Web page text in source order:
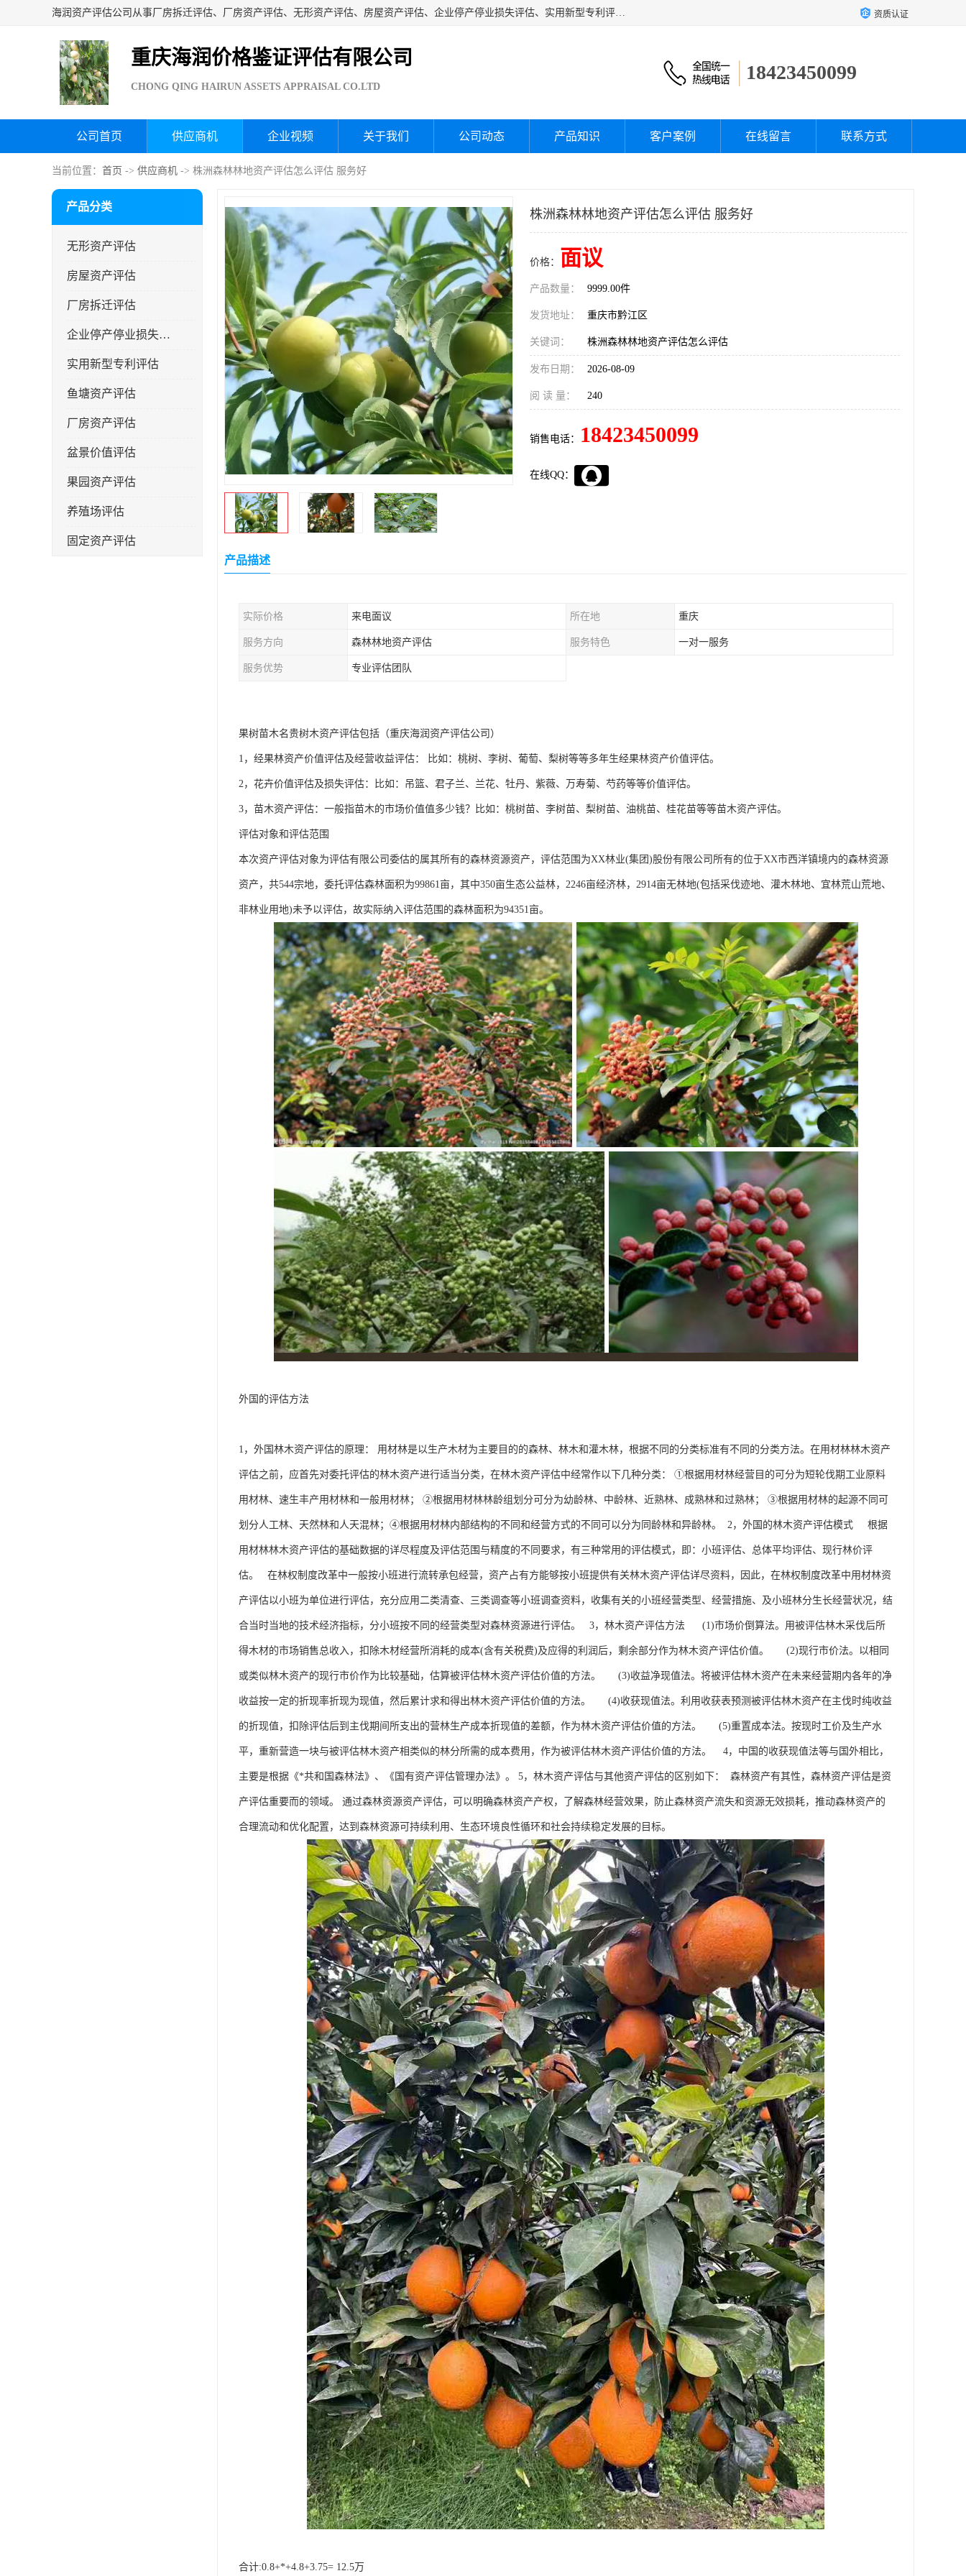
海润资产评估公司从事厂房拆迁评估、厂房资产评估、无形资产评估、房屋资产评估、企业停产停业损失评估、实用新型专利评估、果园资产评估、盆景价值评估、鱼塘资产评估等资产评估；从成立至今我司已经服务了全国几千家公司企业和事业单位，我们有着丰富的房屋、厂房、园林、企业拆迁等评估经验。 资质认证
重庆海润价格鉴证评估有限公司
CHONG QING HAIRUN ASSETS APPRAISAL CO.LTD
18423450099
公司首页 供应商机 企业视频 关于我们 公司动态 产品知识 客户案例 在线留言 联系方式
当前位置： 首页 -> 供应商机 -> 株洲森林林地资产评估怎么评估 服务好
产品分类
无形资产评估
房屋资产评估
厂房拆迁评估
企业停产停业损失评估
实用新型专利评估
鱼塘资产评估
厂房资产评估
盆景价值评估
果园资产评估
养殖场评估
固定资产评估
株洲森林林地资产评估怎么评估 服务好
价格： 面议
产品数量： 9999.00件
发货地址： 重庆市黔江区
关键词： 株洲森林林地资产评估怎么评估
发布日期： 2026-08-09
阅 读 量： 240
销售电话： 18423450099
在线QQ：
产品描述
实际价格 来电面议 所在地 重庆
服务方向 森林林地资产评估 服务特色 一对一服务
服务优势 专业评估团队
果树苗木名贵树木资产评估包括（重庆海润资产评估公司）
1，经果林资产价值评估及经营收益评估： 比如：桃树、李树、葡萄、梨树等等多年生经果林资产价值评估。
2，花卉价值评估及损失评估：比如：吊篮、君子兰、兰花、牡丹、紫薇、万寿菊、芍药等等价值评估。
3，苗木资产评估：一般指苗木的市场价值值多少钱？比如：桃树苗、李树苗、梨树苗、油桃苗、桂花苗等等苗木资产评估。
评估对象和评估范围
本次资产评估对象为评估有限公司委估的属其所有的森林资源资产，评估范围为XX林业(集团)股份有限公司所有的位于XX市西洋镇境内的森林资源
资产，共544宗地，委托评估森林面积为99861亩，其中350亩生态公益林，2246亩经济林，2914亩无林地(包括采伐迹地、灌木林地、宜林荒山荒地、
非林业用地)未予以评估，故实际纳入评估范围的森林面积为94351亩。
外国的评估方法
1，外国林木资产评估的原理： 用材林是以生产木材为主要目的的森林、林木和灌木林，根据不同的分类标准有不同的分类方法。在用材林林木资产
评估之前，应首先对委托评估的林木资产进行适当分类，在林木资产评估中经常作以下几种分类： ①根据用材林经营目的可分为短轮伐期工业原料
用材林、速生丰产用材林和一般用材林； ②根据用材林林龄组划分可分为幼龄林、中龄林、近熟林、成熟林和过熟林； ③根据用材林的起源不同可
划分人工林、天然林和人天混林；④根据用材林内部结构的不同和经营方式的不同可以分为同龄林和异龄林。 2，外国的林木资产评估模式 根据
用材林林木资产评估的基础数据的详尽程度及评估范围与精度的不同要求，有三种常用的评估模式，即：小班评估、总体平均评估、现行林价评
估。 在林权制度改革中一般按小班进行流转承包经营，资产占有方能够按小班提供有关林木资产评估详尽资料，因此，在林权制度改革中用材林资
产评估以小班为单位进行评估，充分应用二类清查、三类调查等小班调查资料，收集有关的小班经营类型、经营措施、及小班林分生长经营状况，结
合当时当地的技术经济指标，分小班按不同的经营类型对森林资源进行评估。 3，林木资产评估方法 (1)市场价倒算法。用被评估林木采伐后所
得木材的市场销售总收入，扣除木材经营所消耗的成本(含有关税费)及应得的利润后，剩余部分作为林木资产评估价值。 (2)现行市价法。以相同
或类似林木资产的现行市价作为比较基础，估算被评估林木资产评估价值的方法。 (3)收益净现值法。将被评估林木资产在未来经营期内各年的净
收益按一定的折现率折现为现值，然后累计求和得出林木资产评估价值的方法。 (4)收获现值法。利用收获表预测被评估林木资产在主伐时纯收益
的折现值，扣除评估后到主伐期间所支出的营林生产成本折现值的差额，作为林木资产评估价值的方法。 (5)重置成本法。按现时工价及生产水
平，重新营造一块与被评估林木资产相类似的林分所需的成本费用，作为被评估林木资产评估价值的方法。 4，中国的收获现值法等与国外相比，
主要是根据《*共和国森林法》、《国有资产评估管理办法》。 5，林木资产评估与其他资产评估的区别如下： 森林资产有其性，森林资产评估是资
产评估重要而的领域。 通过森林资源资产评估，可以明确森林资产产权，了解森林经营效果，防止森林资产流失和资源无效损耗，推动森林资产的
合理流动和优化配置，达到森林资源可持续利用、生态环境良性循环和社会持续稳定发展的目标。
合计:0.8+*+4.8+3.75= 12.5万